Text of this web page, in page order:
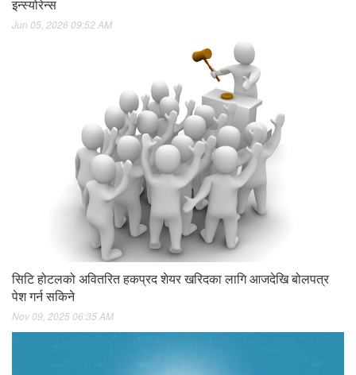
इन्स्योरेन्स
Jun 05, 2026 09:52 AM
सिटि होटलको अवितरित हकप्रद शेयर खरिदका लागि आजदेखि बोलपत्र
पेश गर्न सकिने
Nov 09, 2025 06:35 AM